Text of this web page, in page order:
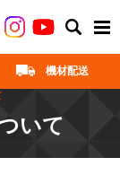
機材配送
いて